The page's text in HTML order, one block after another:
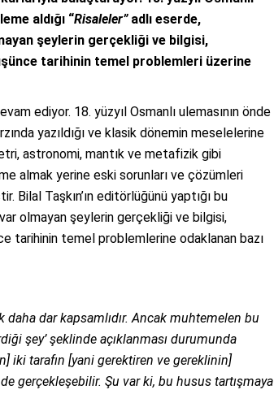
aldığı “Risaleler”adlı eserde,
şeylerin gerçekliği ve bilgisi,
tarihinin temel problemleri üzerine
ediyor. 18. yüzyıl Osmanlı ulemasının önde
yazıldığı ve klasik dönemin meselelerine
astronomi, mantık ve metafizik gibi
almak yerine eski sorunları ve çözümleri
Taşkın’ın editörlüğünü yaptığı bu
olmayan şeylerin gerçekliği ve bilgisi,
tarihinin temel problemlerine odaklanan bazı
dar kapsamlıdır. Ancak muhtemelen bu
şey’ şeklinde açıklanması durumunda
iki tarafın [yani gerektiren ve gereklinin]
gerçekleşebilir. Şu var ki, bu husus tartışmaya